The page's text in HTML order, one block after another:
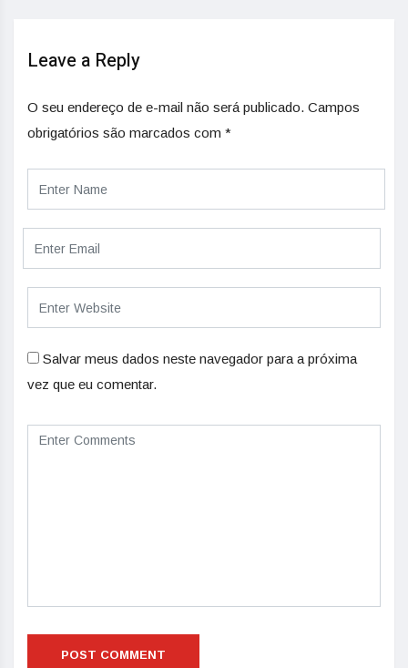
Leave a Reply
O seu endereço de e-mail não será publicado. Campos
obrigatórios são marcados com *
Salvar meus dados neste navegador para a próxima
vez que eu comentar.